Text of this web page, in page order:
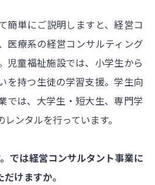
簡単にご説明しますと、経営コ
医療系の経営コンサルティング
児童福祉施設では、小学生から
を持つ生徒の学習支援。学生向
では、大学生・短大生、専門学
ンタルを行っています。
では経営コンサルタント事業に
けますか。